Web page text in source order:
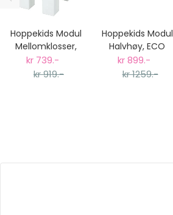
Hoppekids Modul
Mellomklosser,
ECO Luxury
Køyeseng
kr 739.-
kr 919.-
Hoppekids Modul
Halvhøy, ECO
Luxury 70x160cm
kr 899.-
kr 1259.-